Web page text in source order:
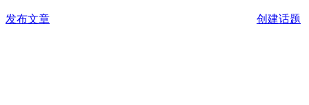
发布文章 创建话题